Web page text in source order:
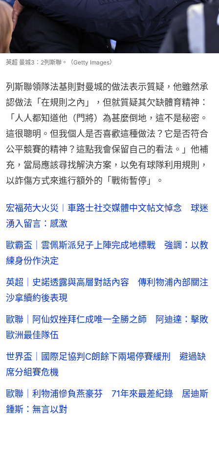
英超 曼城3：2列斯聯。（Getty Images）
列斯聯領隊法基則對曼城的做法表示質疑，他雖然承
認做法「在規則之內」，但就質疑其欠缺體育精神：
「人人都知道他（門將）為甚麼倒地，這不是秘密。
這很聰明。但我個人是否喜歡這種做法？它是否符合
公平競賽的精神？這點我會保留自己的看法。」他補
充，當局應該尋找解決方案，以免有球隊利用規則，
以詐傷方式來進行額外的「戰術暫停」。
宏福苑大火災︱車路士社交媒體中文帖文悼念 球迷
湧入留言：感激
歐霸盃｜雲佩斯派兒子上陣完成地標戰 強調：以教
練身份作決定
英超｜史諾透露與高層對話內容 傳利物浦內部關注
沙拿續約後表現
歐聯｜阿仙奴挫拜仁成唯一全勝之師 阿迪達：擊敗
歐洲最佳隊伍
世界盃｜國際足協判C朗餘下兩場停賽緩刑 避過缺
席分組賽危機
歐聯｜利物浦慘負燕豪芬 71年來最差紀錄 居迪斯
鍾斯：無言以對